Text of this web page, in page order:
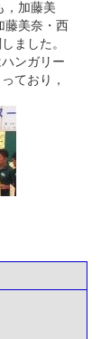
，加藤美
藤美奈・西
ました。
ンガリー
ており，